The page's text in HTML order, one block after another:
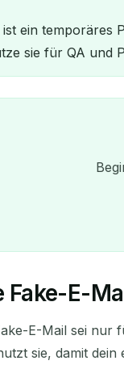
ist ein temporäres
sie für QA und
Fake-E-
E-Mail sei nur
sie, damit